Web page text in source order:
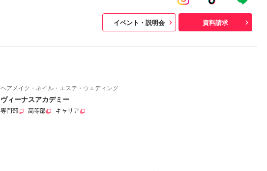
イベント・説明会 資料請求
ヘアメイク・ネイル・エステ・ウエディング
ヴィーナスアカデミー
専門部 高等部 キャリア